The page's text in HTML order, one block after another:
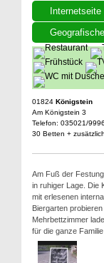
Internetseite
01824 Königstein
Am Königstein 3
Telefon: 035021/
30 Betten +
Am Fuß der
in ruhiger Lage. Die
mit erlesenen
Biergarten
Mehrbettzimmer
für die ganze